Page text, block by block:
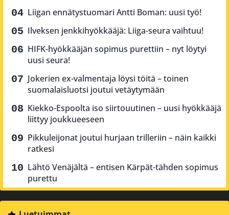
Liigan ennätystuomari Antti Boman: uusi työ!
Ilveksen jenkkihyökkääjä: Liiga-seura vaihtuu!
HIFK-hyökkääjän sopimus purettiin – nyt löytyi
uusi seura!
Jokerien ex-valmentaja löysi töitä – toinen
suomalaisluotsi joutui vetäytymään
Kiekko-Espoolta iso siirtouutinen – uusi hyökkääjä
liittyy joukkueeseen
Pikkuleijonat joutui hurjaan trilleriin – näin kaikki
ratkesi
Lähtö Venäjältä – entisen Kärpät-tähden sopimus
purettu